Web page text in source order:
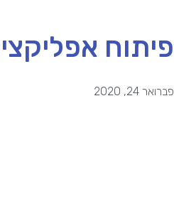
פיתוח
פברואר 24, 2020